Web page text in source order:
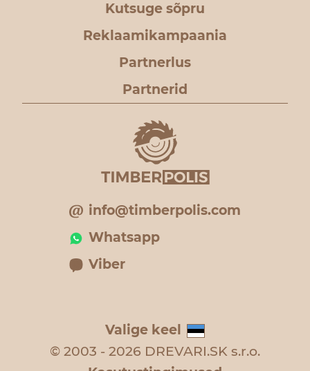
Kutsuge sõpru
Reklaamikampaania
Partnerlus
Partnerid
info@timberpolis.com
Whatsapp
Viber
Valige keel
© 2003 - 2026 DREVARI.SK s.r.o.